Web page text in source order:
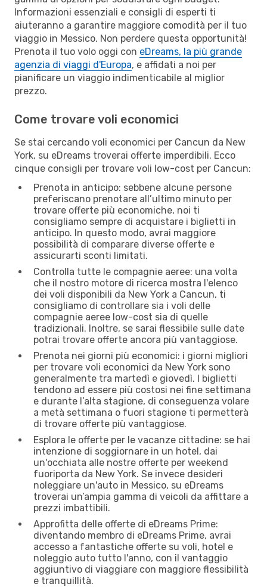
Informazioni essenziali e consigli di esperti ti
aiuteranno a garantire maggiore comodità per il tuo
viaggio in Messico. Non perdere questa opportunità!
Prenota il tuo volo oggi con eDreams, la più grande
agenzia di viaggi d'Europa, e affidati a noi per
pianificare un viaggio indimenticabile al miglior
prezzo.
Come trovare voli economici
Se stai cercando voli economici per Cancun da New
York, su eDreams troverai offerte imperdibili. Ecco
cinque consigli per trovare voli low-cost per Cancun:
Prenota in anticipo: sebbene alcune persone
preferiscano prenotare all’ultimo minuto per
trovare offerte più economiche, noi ti
consigliamo sempre di acquistare i biglietti in
anticipo. In questo modo, avrai maggiore
possibilità di comparare diverse offerte e
assicurarti sconti limitati.
Controlla tutte le compagnie aeree: una volta
che il nostro motore di ricerca mostra l'elenco
dei voli disponibili da New York a Cancun, ti
consigliamo di controllare sia i voli delle
compagnie aeree low-cost sia di quelle
tradizionali. Inoltre, se sarai flessibile sulle date
potrai trovare offerte ancora più vantaggiose.
Prenota nei giorni più economici: i giorni migliori
per trovare voli economici da New York sono
generalmente tra martedì e giovedì. I biglietti
tendono ad essere più costosi nei fine settimana
e durante l’alta stagione, di conseguenza volare
a metà settimana o fuori stagione ti permetterà
di trovare offerte più vantaggiose.
Esplora le offerte per le vacanze cittadine: se hai
intenzione di soggiornare in un hotel, dai
un'occhiata alle nostre offerte per weekend
fuoriporta da New York. Se invece desideri
noleggiare un'auto in Messico, su eDreams
troverai un’ampia gamma di veicoli da affittare a
prezzi imbattibili.
Approfitta delle offerte di eDreams Prime:
diventando membro di eDreams Prime, avrai
accesso a fantastiche offerte su voli, hotel e
noleggio auto tutto l'anno, con il vantaggio
aggiuntivo di viaggiare con maggiore flessibilità
e tranquillità.